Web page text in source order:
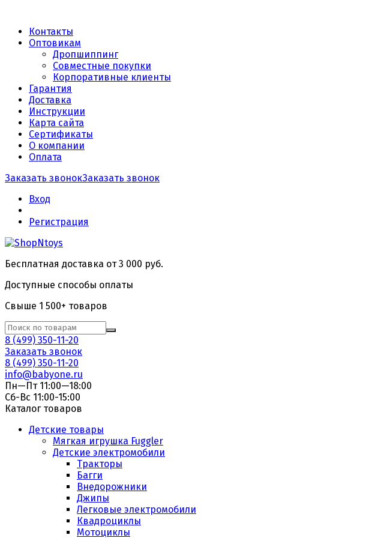
Контакты
Оптовикам
Дропшиппинг
Совместные покупки
Корпоративные клиенты
Гарантия
Доставка
Инструкции
Карта сайта
Сертификаты
О компании
Оплата
Заказать звонокЗаказать звонок
Вход
Регистрация
Бесплатная доставка от 3 000 руб.
Доступные способы оплаты
Свыше 1 500+ товаров
8 (499) 350-11-20
Заказать звонок
8 (499) 350-11-20
info@babyone.ru
Пн—Пт 11:00—18:00
Сб-Вс 11:00-15:00
Каталог товаров
Детские товары
Мягкая игрушка Fuggler
Детские электромобили
Тракторы
Багги
Внедорожники
Джипы
Легковые электромобили
Квадроциклы
Мотоциклы